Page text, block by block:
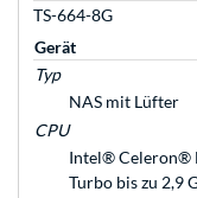
TS-664-8G
Gerät
Typ
NAS mit Lüfter
CPU
Intel® Celeron®
Turbo bis zu 2,9